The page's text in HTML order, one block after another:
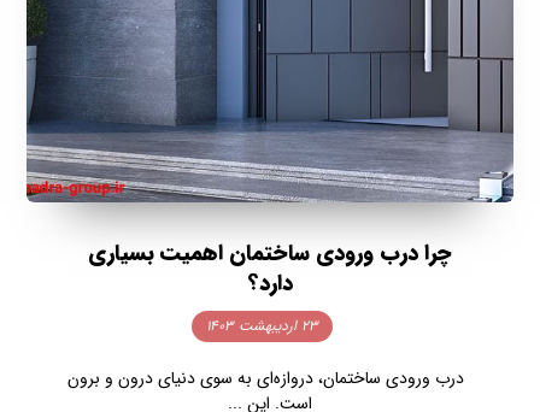
چرا درب ورودی ساختمان اهمیت بسیاری
دارد؟
۲۳ اردیبهشت ۱۴۰۳
درب ورودی ساختمان، دروازه‌ای به سوی دنیای درون و برون
است. این ...